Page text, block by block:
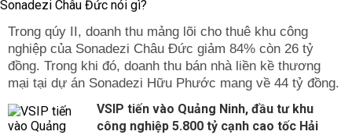
Trong qúy II, doanh thu mảng lõi cho thuê khu công
nghiệp của Sonadezi Châu Đức giảm 84% còn 26 tỷ
đồng. Trong khi đó, doanh thu bán nhà liền kề thương
mại tại dự án Sonadezi Hữu Phước mang về 44 tỷ đồng.
VSIP tiến vào Quảng Ninh, đầu tư khu
công nghiệp 5.800 tỷ cạnh cao tốc Hải